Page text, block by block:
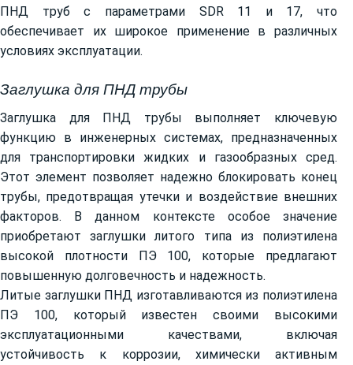
ПНД труб с параметрами SDR 11 и 17, что
обеспечивает их широкое применение в различных
условиях эксплуатации.
Заглушка для ПНД трубы
Заглушка для ПНД трубы выполняет ключевую
функцию в инженерных системах, предназначенных
для транспортировки жидких и газообразных сред.
Этот элемент позволяет надежно блокировать конец
трубы, предотвращая утечки и воздействие внешних
факторов. В данном контексте особое значение
приобретают заглушки литого типа из полиэтилена
высокой плотности ПЭ 100, которые предлагают
повышенную долговечность и надежность.
Литые заглушки ПНД изготавливаются из полиэтилена
ПЭ 100, который известен своими высокими
эксплуатационными качествами, включая
устойчивость к коррозии, химически активным